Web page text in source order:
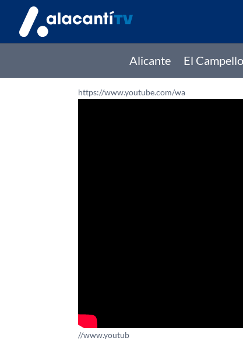
Alicante El Campello
https://www.youtube.com/wa
//www.youtub